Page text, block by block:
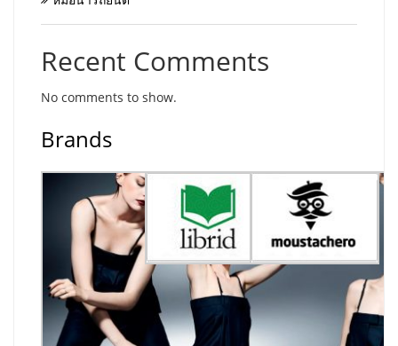
Recent Comments
No comments to show.
Brands